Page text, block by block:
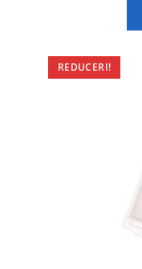
REDUCERI!